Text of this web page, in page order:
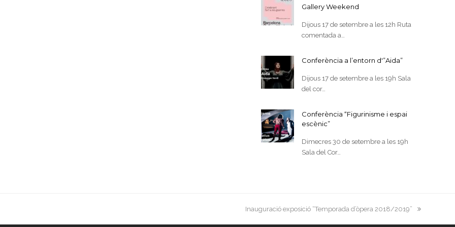
Gallery Weekend
Dijous 17 de setembre a les 12h Ruta
comentada a…
Conferència a l’entorn d'”Aida”
Dijous 17 de setembre a les 19h Sala
del cor…
Conferència “Figurinisme i espai
escènic”
Dimecres 30 de setembre a les 19h
Sala del Cor…
next
Inauguració exposició “Temporada d’òpera 2018/2019”